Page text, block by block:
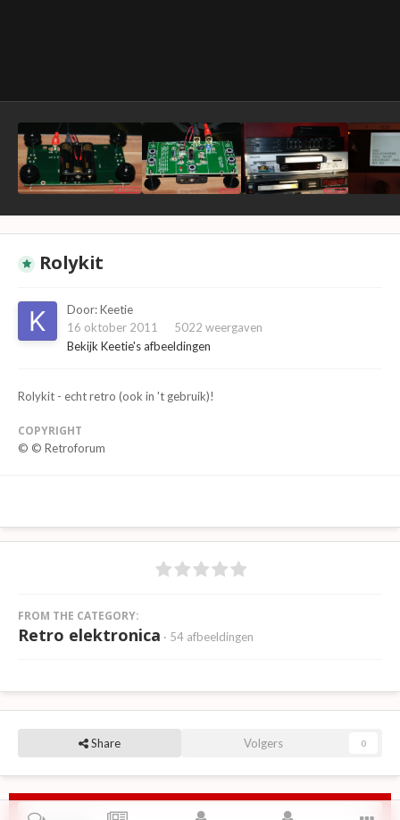
Rolykit
Door:Keetie
16 oktober 2011
5022 weergaven
Bekijk Keetie's afbeeldingen
Rolykit - echt retro (ook in 't gebruik)!
COPYRIGHT
© © Retroforum
FROM THE CATEGORY:
Retro elektronica · 54 afbeeldingen
Share Volgers 0